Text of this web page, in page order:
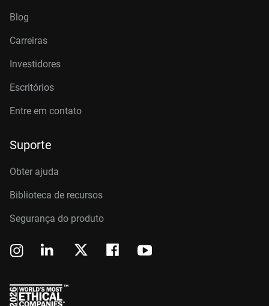
Blog
Carreiras
Investidores
Escritórios
Entre em contato
Suporte
Obter ajuda
Biblioteca de recursos
Segurança do produto